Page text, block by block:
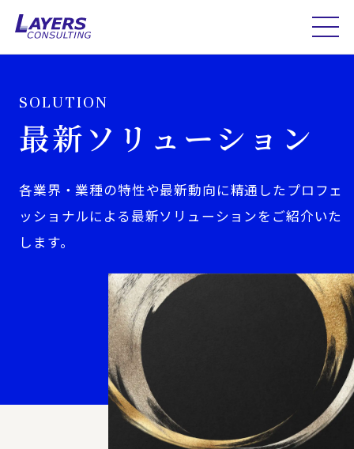
SOLUTION
最新ソリューション
各業界・業種の特性や最新動向に精通したプロフェ
ッショナルによる最新ソリューションをご紹介いた
します。